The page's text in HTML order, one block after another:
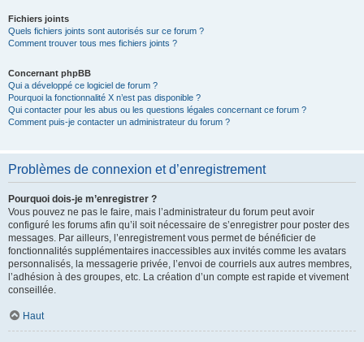
Fichiers joints
Quels fichiers joints sont autorisés sur ce forum ?
Comment trouver tous mes fichiers joints ?
Concernant phpBB
Qui a développé ce logiciel de forum ?
Pourquoi la fonctionnalité X n’est pas disponible ?
Qui contacter pour les abus ou les questions légales concernant ce forum ?
Comment puis-je contacter un administrateur du forum ?
Problèmes de connexion et d’enregistrement
Pourquoi dois-je m’enregistrer ?
Vous pouvez ne pas le faire, mais l’administrateur du forum peut avoir
configuré les forums afin qu’il soit nécessaire de s’enregistrer pour poster des
messages. Par ailleurs, l’enregistrement vous permet de bénéficier de
fonctionnalités supplémentaires inaccessibles aux invités comme les avatars
personnalisés, la messagerie privée, l’envoi de courriels aux autres membres,
l’adhésion à des groupes, etc. La création d’un compte est rapide et vivement
conseillée.
Haut